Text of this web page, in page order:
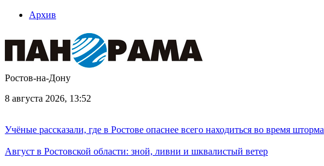
Архив
Ростов-на-Дону
8 августа 2026, 13:52
Учёные рассказали, где в Ростове опаснее всего находиться во время шторма
Август в Ростовской области: зной, ливни и шквалистый ветер